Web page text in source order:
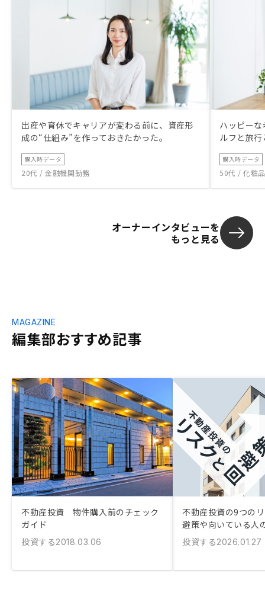
出産や育休でキャリアが変わる前に、資産形
成の“仕組み”を作っておきたかった。
購入時データ
20代 / 金融機関勤務
ハッピー
ルフと旅
購入時データ
50代 / 化粧
オーナーインタビューを
もっと見る
編集部おすすめ記事
MAGAZINE
不動産投資 物件購入前のチェック
ガイド
投資する2018.03.06
不動産投資の9つの
避策や向いている人
投資する2026.01.27